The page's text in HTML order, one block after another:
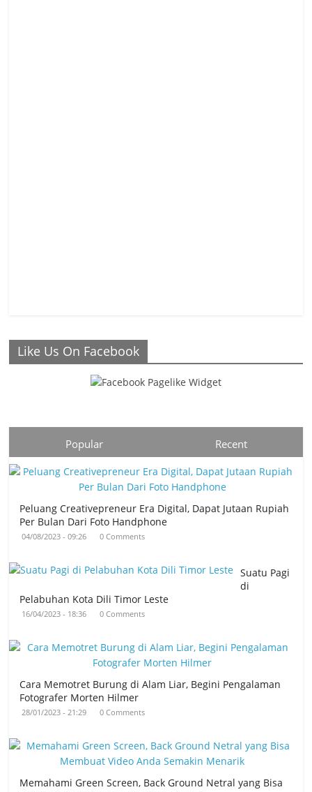
Like Us On Facebook
Popular Recent
Peluang Creativepreneur Era Digital, Dapat Jutaan Rupiah
Per Bulan Dari Foto Handphone
04/08/2023 - 09:26 0 Comments
Suatu Pagi
di
Pelabuhan Kota Dili Timor Leste
16/04/2023 - 18:36 0 Comments
Cara Memotret Burung di Alam Liar, Begini Pengalaman
Fotografer Morten Hilmer
28/01/2023 - 21:29 0 Comments
Memahami Green Screen, Back Ground Netral yang Bisa